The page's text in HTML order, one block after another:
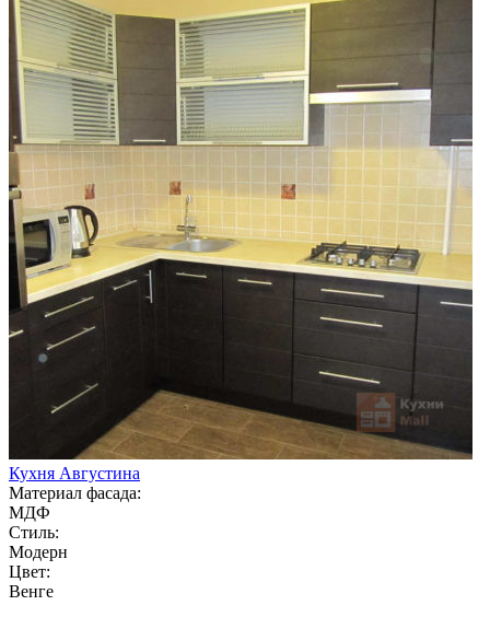
Кухня Августина
Материал фасада:
МДФ
Стиль:
Модерн
Цвет:
Венге